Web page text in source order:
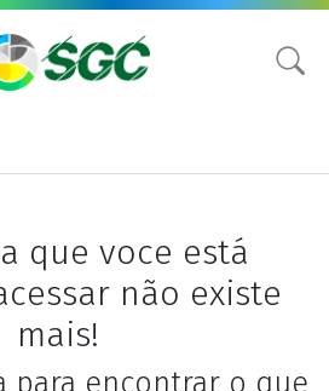
que voce está
não existe
mais!